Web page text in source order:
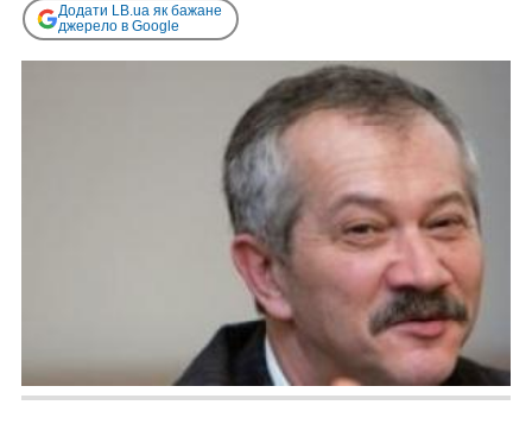
Додати LB.ua як бажане
джерело в Google